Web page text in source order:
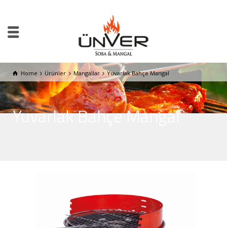
Home Ürünler Mangallar Yuvarlak Bahçe Mangal
Yuvarlak Bahçe Mangal